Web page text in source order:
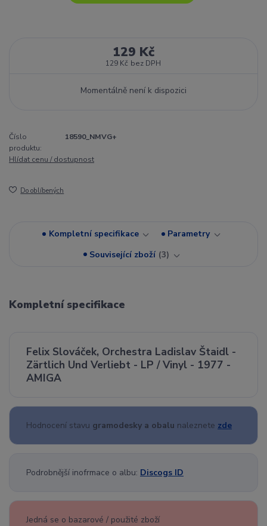
129 Kč
129 Kč bez DPH
Momentálně není k dispozici
Číslo
produktu:
18590_NMVG+
Hlídat cenu / dostupnost
Do oblíbených
Kompletní specifikace
Parametry
Související zboží 3
Kompletní specifikace
Felix Slováček, Orchestra Ladislav Štaidl -
Zärtlich Und Verliebt - LP / Vinyl - 1977 -
AMIGA
Hodnocení stavu gramodesky a obalu naleznete zde
Podrobnější inofrmace o albu: Discogs ID
Jedná se o bazarové / použité zboží